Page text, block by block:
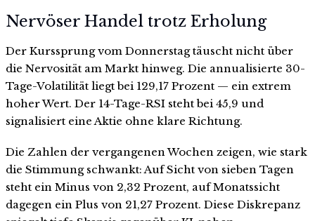
Nervöser Handel trotz Erholung
Der Kurssprung vom Donnerstag täuscht nicht über
die Nervosität am Markt hinweg. Die annualisierte 30-
Tage-Volatilität liegt bei 129,17 Prozent — ein extrem
hoher Wert. Der 14-Tage-RSI steht bei 45,9 und
signalisiert eine Aktie ohne klare Richtung.
Die Zahlen der vergangenen Wochen zeigen, wie stark
die Stimmung schwankt: Auf Sicht von sieben Tagen
steht ein Minus von 2,32 Prozent, auf Monatssicht
dagegen ein Plus von 21,27 Prozent. Diese Diskrepanz